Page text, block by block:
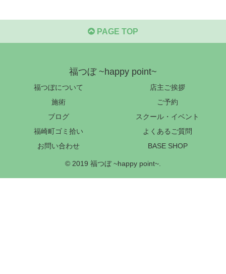
PAGE TOP
福つぼ ~happy point~
福つぼについて
店主ご挨拶
施術
ご予約
ブログ
スクール・イベント
福崎町ゴミ拾い
よくあるご質問
お問い合わせ
BASE SHOP
© 2019 福つぼ ~happy point~.